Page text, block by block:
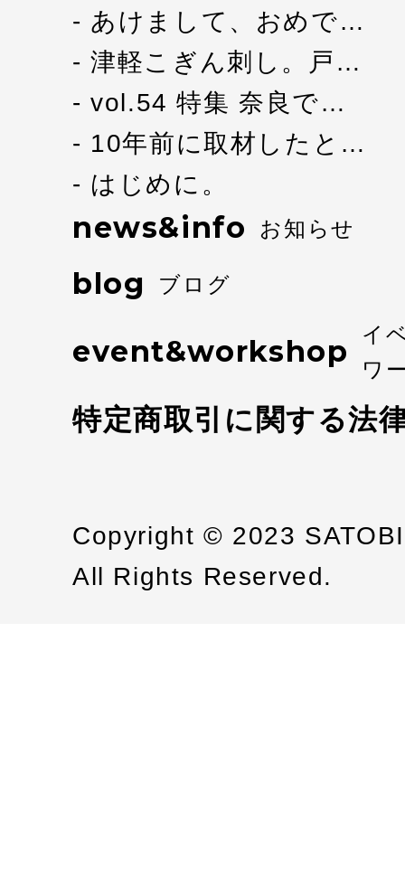
あけまして、おめで…
津軽こぎん刺し。戸…
vol.54 特集 奈良で…
10年前に取材したと…
はじめに。
news&info お知らせ
blog ブログ
event&workshop
イ
ワ
特定商取引に関する法
Copyright © 2023
All Rights Reserved.